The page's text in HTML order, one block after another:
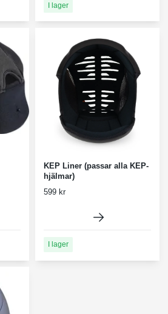
I lager
KEP Liner (passar alla KEP-
hjälmar)
599 kr
I lager